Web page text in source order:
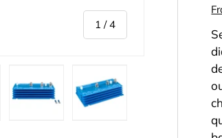
1 /de
4
Charger l’image 3 dans la vue de
Charger l’image 4